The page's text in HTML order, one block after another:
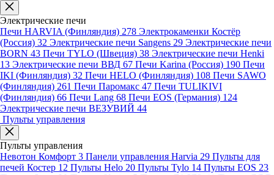
Электрические печи
Печи HARVIA (Финляндия) 278 Электрокаменки Костёр
(Россия) 32 Электрические печи Sangens 29 Электрические печи
BORN 43 Печи TYLO (Швеция) 38 Электрические печи Henki
13 Электрические печи ВВД 67 Печи Karina (Россия) 190 Печи
IKI (Финляндия) 32 Печи HELO (Финляндия) 108 Печи SAWO
(Финляндия) 261 Печи Паромакс 47 Печи TULIKIVI
(Финляндия) 66 Печи Lang 68 Печи EOS (Германия) 124
Электрические печи ВЕЗУВИЙ 44
Пульты управления
Пульты управления
Невотон Комфорт 3 Панели управления Harvia 29 Пульты для
печей Костер 12 Пульты Helo 20 Пульты Tylo 14 Пульты EOS 23